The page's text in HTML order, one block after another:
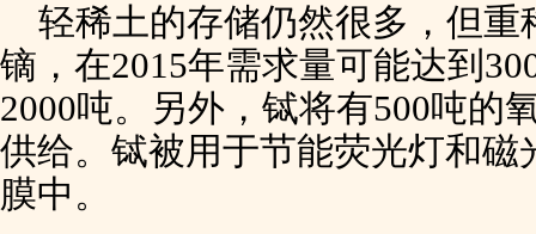
轻稀土的存储仍然很多，但
镝，在2015年需求量可能达到
2000吨。另外，铽将有500吨的
供给。铽被用于节能荧光灯和
膜中。